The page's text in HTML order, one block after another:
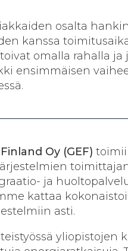
osalta
kanssa
omalla rahalla
ensimmäisen
Oy (GEF) toimii
ja
kattaa
asti.
yliopistojen